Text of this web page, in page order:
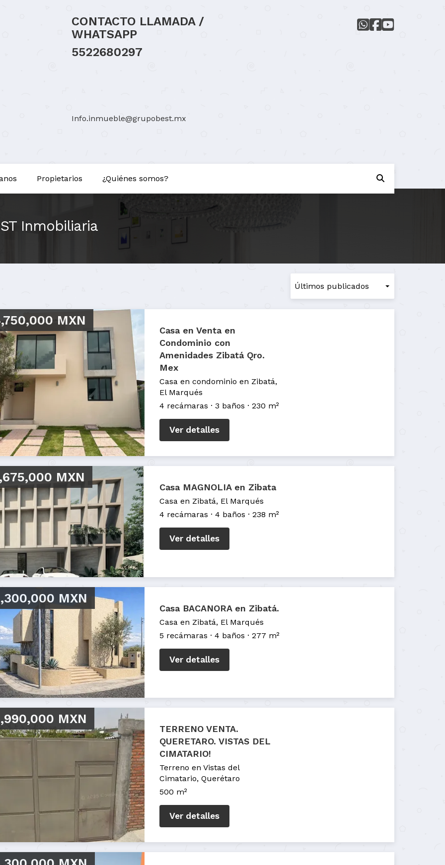
CONTACTO LLAMADA /
WHATSAPP
5522680297
Info.inmueble@grupobest.mx
Propietarios ¿Quiénes somos?
Inmobiliaria
MXN
Casa en Venta en
Condominio con
Amenidades Zibatá Qro.
Mex
Casa en condominio en Zibatá,
El Marqués
4 recámaras
3 baños 230 m²
Ver detalles
MXN
Casa MAGNOLIA en Zibata
Casa en Zibatá, El Marqués
4 recámaras
4 baños 238 m²
Ver detalles
MXN
Casa BACANORA en Zibatá.
Casa en Zibatá, El Marqués
5 recámaras
4 baños 277 m²
Ver detalles
MXN
TERRENO VENTA.
QUERETARO. VISTAS DEL
CIMATARIO!
Terreno en Vistas del
Cimatario, Querétaro
500 m²
Ver detalles